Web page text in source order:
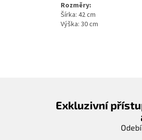
Rozměry:
Šírka: 42cm
Výška: 30cm
Exkluzivní